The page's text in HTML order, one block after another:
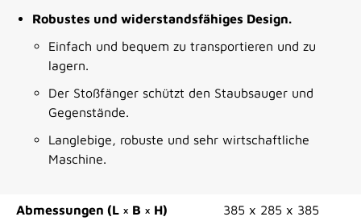
Robustes und widerstandsfähiges Design.
Einfach und bequem zu transportieren und zu
lagern.
Der Stoßfänger schützt den Staubsauger und
Gegenstände.
Langlebige, robuste und sehr wirtschaftliche
Maschine.
Abmessungen (L × B × H)
385 x 285 x 385